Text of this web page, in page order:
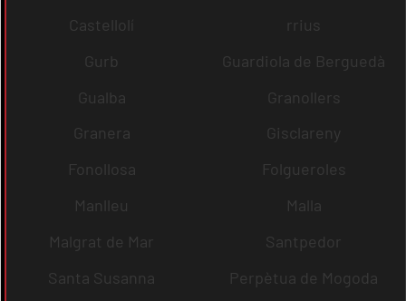
Castellolí
rrius
Gurb
Guardiola de Berguedà
Gualba
Granollers
Granera
Gisclareny
Fonollosa
Folgueroles
Manlleu
Malla
Malgrat de Mar
Santpedor
Santa Susanna
Perpètua de Mogoda